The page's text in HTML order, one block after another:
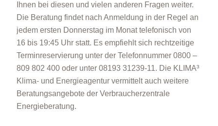
Ihnen bei diesen und vielen anderen Fragen weiter.
Die Beratung findet nach Anmeldung in der Regel an
jedem ersten Donnerstag im Monat telefonisch von
16 bis 19:45 Uhr statt. Es empfiehlt sich rechtzeitige
Terminreservierung unter der Telefonnummer 0800 –
809 802 400 oder unter 08193 31239-11. Die KLIMA³
Klima- und Energieagentur vermittelt auch weitere
Beratungsangebote der Verbraucherzentrale
Energieberatung.